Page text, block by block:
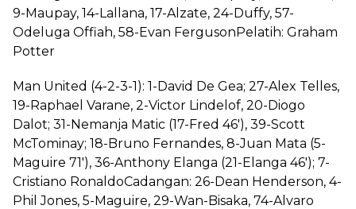
9-Maupay, 14-Lallana, 17-Alzate, 24-Duffy, 57-
Odeluga Offiah, 58-Evan FergusonPelatih: Graham
Potter
Man United (4-2-3-1): 1-David De Gea; 27-Alex Telles,
19-Raphael Varane, 2-Victor Lindelof, 20-Diogo
Dalot; 31-Nemanja Matic (17-Fred 46'), 39-Scott
McTominay; 18-Bruno Fernandes, 8-Juan Mata (5-
Maguire 71'), 36-Anthony Elanga (21-Elanga 46'); 7-
Cristiano RonaldoCadangan: 26-Dean Henderson, 4-
Phil Jones, 5-Maguire, 29-Wan-Bisaka, 74-Alvaro